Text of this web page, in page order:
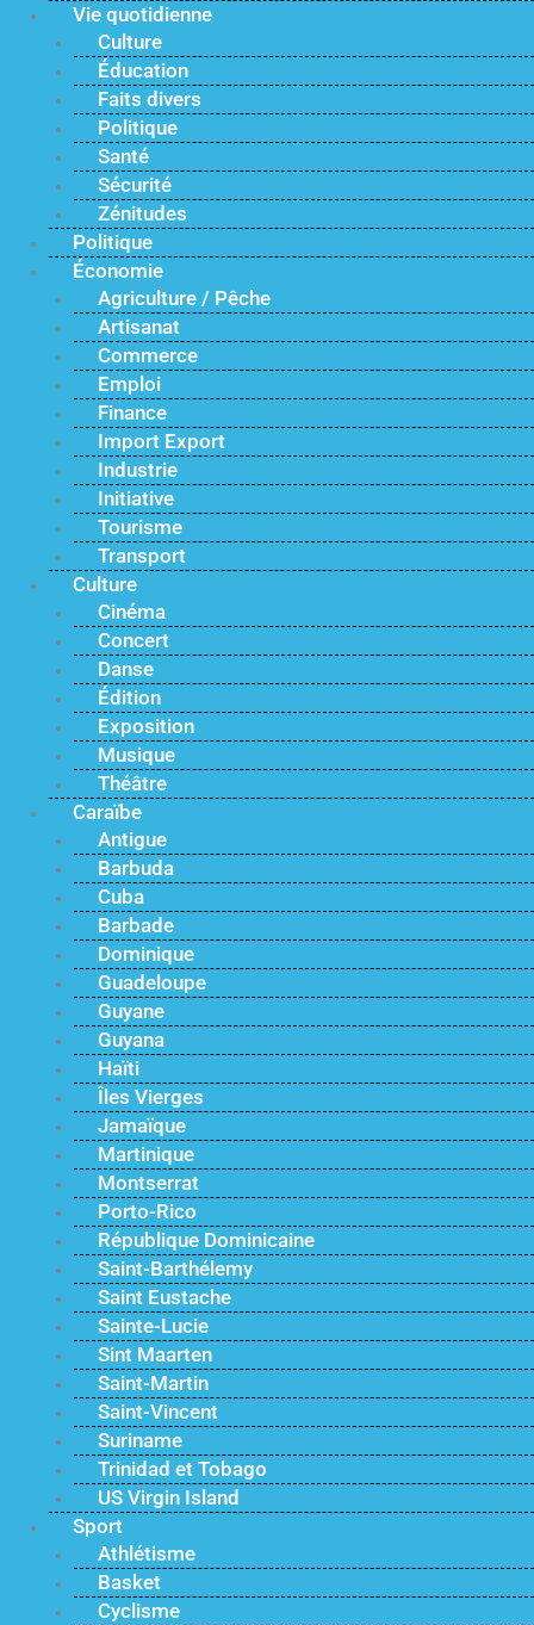
Vie quotidienne
Culture
Éducation
Faits divers
Politique
Santé
Sécurité
Zénitudes
Politique
Économie
Agriculture / Pêche
Artisanat
Commerce
Emploi
Finance
Import Export
Industrie
Initiative
Tourisme
Transport
Culture
Cinéma
Concert
Danse
Édition
Exposition
Musique
Théâtre
Caraïbe
Antigue
Barbuda
Cuba
Barbade
Dominique
Guadeloupe
Guyane
Guyana
Haïti
Îles Vierges
Jamaïque
Martinique
Montserrat
Porto-Rico
République Dominicaine
Saint-Barthélemy
Saint Eustache
Sainte-Lucie
Sint Maarten
Saint-Martin
Saint-Vincent
Suriname
Trinidad et Tobago
US Virgin Island
Sport
Athlétisme
Basket
Cyclisme